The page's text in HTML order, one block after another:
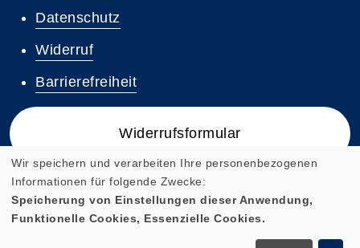
Datenschutz
Widerruf
Barrierefreiheit
Widerrufsformular
Cookie Einstellungen
Wir speichern und verarbeiten Ihre personenbezogenen
Informationen für folgende Zwecke:
Speicherung von Einstellungen dieser Anwendung,
Funktionelle Cookies, Essenzielle Cookies.